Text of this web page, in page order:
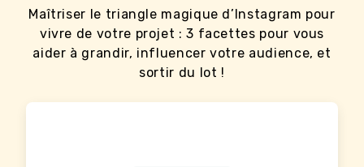
Maîtriser le triangle magique d’Instagram pour
vivre de votre projet : 3 facettes pour vous
aider à grandir, influencer votre audience, et
sortir du lot !